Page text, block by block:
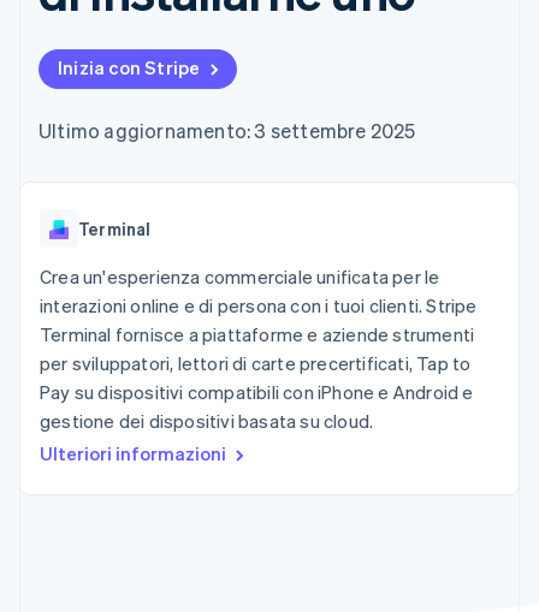
utente
pagamento
Accesso a
oltre 125
Pagamenti di
Authorization
Accettazione
Link
Pagamento
accelerato
Financial
Connections
Conti finanziari
collegati
Automazione
Stripe Sigma
Report
personalizzati
Sincronizzazione
Gestione del denaro
SaaS
Ospitalità, viaggi e
tempo libero
Assicurazione
Media e
intrattenimento
Organizzazioni non
profit
Servizi professionali
Pubblica
amministrazione
Commercio al dettaglio
Gestire gli
Offrire addebiti in base
all'utilizzo
garantite da stablecoin
gestisci i servizi con gli
Risorse
Integrazioni app
Esempi di codice
Blog per sviluppatori
Stato dell'API
Conferenza annuale
Sessions
Sala stampa
Stripe Press
Contattaci
Diventa nostro partner
Inizia con Stripe
Ultimo aggiornamento: 3 settembre 2025
Terminal
Crea un'esperienza commerciale unificata per le
interazioni online e di persona con i tuoi clienti. Stripe
Terminal fornisce a piattaforme e aziende strumenti
per sviluppatori, lettori di carte precertificati, Tap to
Pay su dispositivi compatibili con iPhone e Android e
gestione dei dispositivi basata su cloud.
Ulteriori informazioni